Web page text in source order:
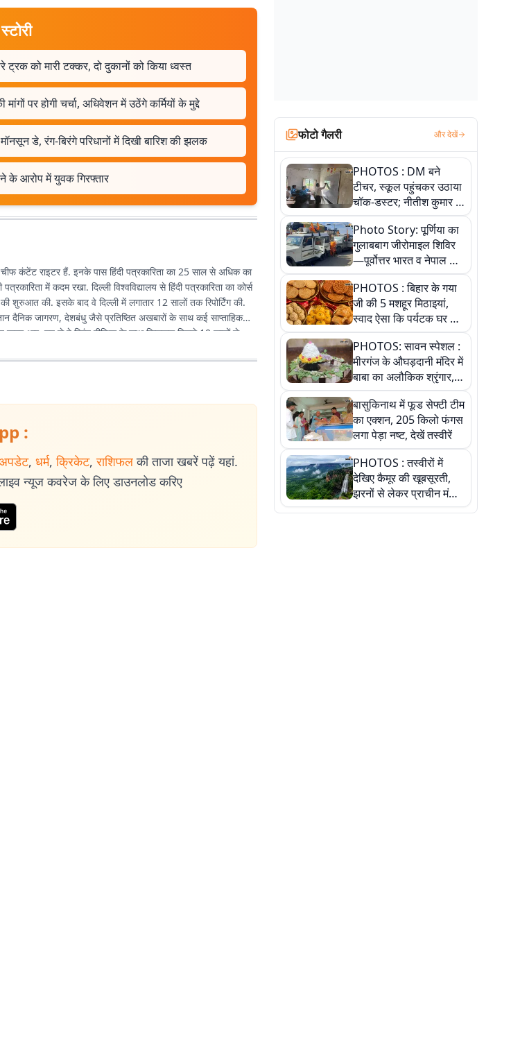
को मारी टक्कर, दो दुकानों को किया ध्वस्त
पर होगी चर्चा, अधिवेशन में उठेंगे कर्मियों के मुद्दे
डे, रंग-बिरंगे परिधानों में दिखी बारिश की झलक
के आरोप में युवक गिरफ्तार
कंटेंट राइटर हैं. इनके पास हिंदी पत्रकारिता का 25 साल से अधिक का
में कदम रखा. दिल्ली विश्वविद्यालय से हिंदी पत्रकारिता का कोर्स
शुरुआत की. इसके बाद वे दिल्ली में लगातार 12 सालों तक रिपोर्टिंग की.
दैनिक जागरण, देशबंधु जैसे प्रतिष्ठित अखबारों के साथ कई साप्ताहिक
खबर आए. तब से वे प्रिंट मीडिया के साथ फिलहाल पिछले 10 सालों से
अपने करियर के शुरुआती दिनों में ही राजस्थान में होने वाली हिंदी
नए आयाम की खोज: राजस्थानी पत्रकारिता' की रचना की. इनकी कई
हुई हैं.
:
, धर्म, क्रिकेट, राशिफल की ताजा खबरें पढ़ें यहां.
न्यूज कवरेज के लिए डाउनलोड करिए
फोटो गैलरी और देखें
PHOTOS : DM बने
टीचर, स्कूल पहुंचकर उठाया
चॉक-डस्टर; नीतीश कुमार के
इस चहेते अधिकारी को
जानिए
Photo Story: पूर्णिया का
गुलाबबाग जीरोमाइल शिविर
—पूर्वोत्तर भारत व नेपाल के
कांवरियों का प्रमुख सेवा धाम
PHOTOS : बिहार के गया
जी की 5 मशहूर मिठाइयां,
स्वाद ऐसा कि पर्यटक घर ले
जाना नहीं भूलते, तस्वीरों में
देखें
PHOTOS: सावन स्पेशल :
मीरगंज के औघड़दानी मंदिर में
बाबा का अलौकिक श्रृंगार,
तस्वीरों में देखें महादेव के कई
मनमोहक स्वरूप
बासुकिनाथ में फूड सेफ्टी टीम
का एक्शन, 205 किलो फंगस
लगा पेड़ा नष्ट, देखें तस्वीरें
PHOTOS : तस्वीरों में
देखिए कैमूर की खूबसूरती,
झरनों से लेकर प्राचीन मंदिरों
तक प्रकृति और आस्था का